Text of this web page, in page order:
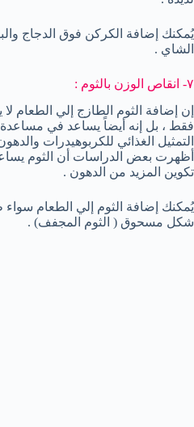
يُمكنك إضافة الكركن فوق الدجاج
الشاي .
٧- انقاص الوزن بالثوم :
إن إضافة الثوم الطازج إلي الطعام لا
فقط ، بل إنه أيضاً يساعد في
التمثيل الغذائي للكربوهيدرات
أظهرت بعض الدراسات أن الثوم
تكوين المزيد من الدهون .
يُمكنك إضافة الثوم إلي الطعام
شكل مسحوق ( الثوم المجفف) .